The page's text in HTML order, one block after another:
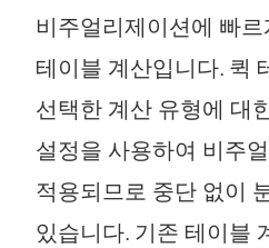
비주얼리제이션에 빠
테이블 계산입니다. 퀵
선택한 계산 유형에 대
설정을 사용하여 비주
적용되므로 중단 없이
있습니다. 기존 테이블